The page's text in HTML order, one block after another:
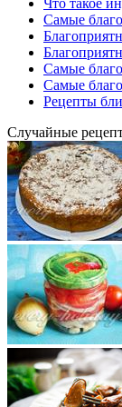
Что такое
Самые
Самые
Самые
Рецепты
Случайные